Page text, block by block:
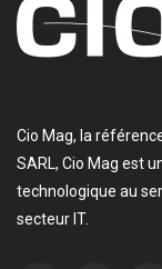
Cio Mag, la
SARL, Cio Mag est
technologique au
secteur IT.